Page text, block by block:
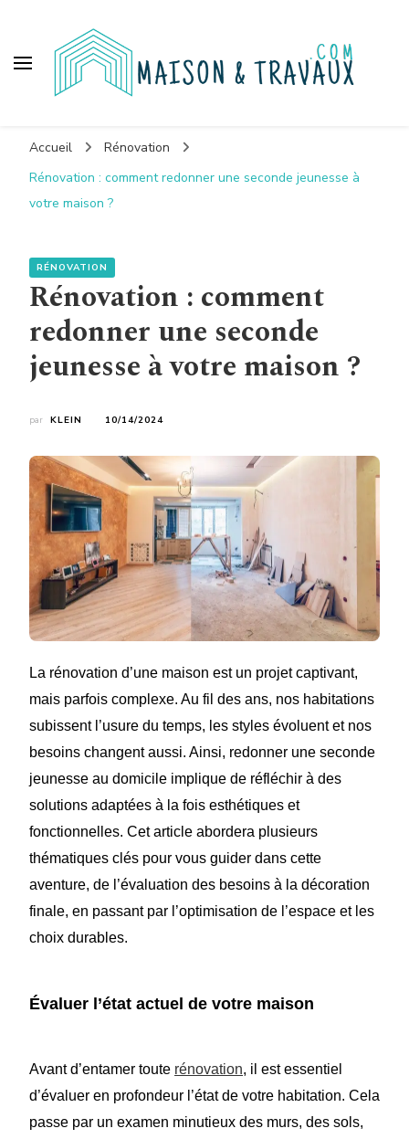
Accueil
Rénovation
Rénovation : comment redonner une seconde jeunesse à
votre maison ?
RÉNOVATION
Rénovation : comment
redonner une seconde
jeunesse à votre maison ?
par KLEIN 10/14/2024
La rénovation d’une maison est un projet captivant,
mais parfois complexe. Au fil des ans, nos habitations
subissent l’usure du temps, les styles évoluent et nos
besoins changent aussi. Ainsi, redonner une seconde
jeunesse au domicile implique de réfléchir à des
solutions adaptées à la fois esthétiques et
fonctionnelles. Cet article abordera plusieurs
thématiques clés pour vous guider dans cette
aventure, de l’évaluation des besoins à la décoration
finale, en passant par l’optimisation de l’espace et les
choix durables.
Évaluer l’état actuel de votre maison
Avant d’entamer toute rénovation, il est essentiel
d’évaluer en profondeur l’état de votre habitation. Cela
passe par un examen minutieux des murs, des sols,